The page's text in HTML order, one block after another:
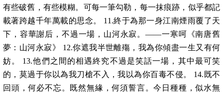
有些破舊，有些模糊。可每一筆勾勒，每一抹痕跡，似乎都記
載著跨越千年萬載的思念。 11.終于為那一身江南煙雨覆了天
下，容華謝后，不過一場，山河永寂。——一寒呵《南唐舊
夢：山河永寂》 12.你遮我半世離殤，我為你傾盡一生又有何
妨。 13.他們之間的相遇終究不過是笑話一場，其中最可笑
的，莫過于你以為我刀槍不入，我以為你百毒不侵。 14.既不
回頭，何必不忘。既然無緣，何須誓言。今日種種，似水無